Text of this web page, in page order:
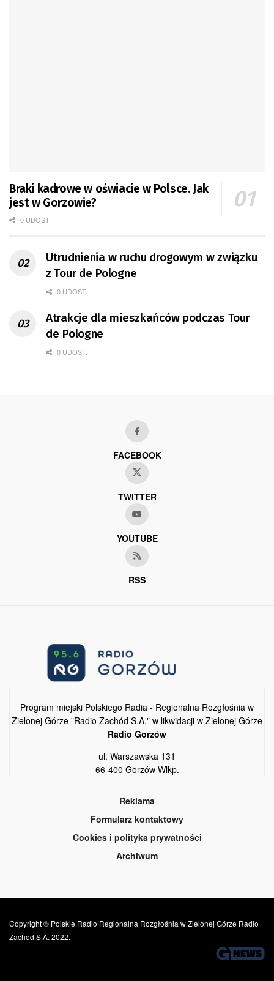
Braki kadrowe w oświacie w Polsce. Jak
jest w Gorzowie?
0 UDOST.
Utrudnienia w ruchu drogowym w związku
z Tour de Pologne
0 UDOST.
Atrakcje dla mieszkańców podczas Tour
de Pologne
0 UDOST.
FACEBOOK
TWITTER
YOUTUBE
RSS
Program miejski Polskiego Radia - Regionalna Rozgłośnia w
Zielonej Górze "Radio Zachód S.A." w likwidacji w Zielonej Górze
Radio Gorzów
ul. Warszawska 131
66-400 Gorzów Wlkp.
Reklama
Formularz kontaktowy
Cookies i polityka prywatności
Archiwum
Copyright © Polskie Radio Regionalna Rozgłośnia w Zielonej Górze Radio
Zachód S.A. 2022.